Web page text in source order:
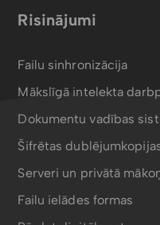
Risinājumi
Failu sinhronizācija
Mākslīgā intelekta
Dokumentu vadības
Šifrētas
Serveri un privātā
Failu ielādes formas